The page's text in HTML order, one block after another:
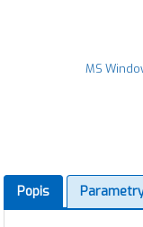
MS
Popis